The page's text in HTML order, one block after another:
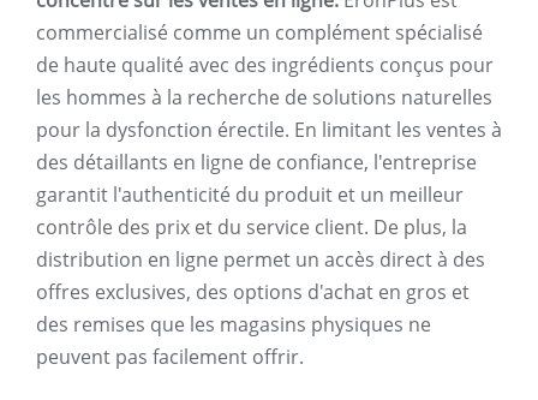
commercialisé comme un complément spécialisé
de haute qualité avec des ingrédients conçus pour
les hommes à la recherche de solutions naturelles
pour la dysfonction érectile. En limitant les ventes à
des détaillants en ligne de confiance, l'entreprise
garantit l'authenticité du produit et un meilleur
contrôle des prix et du service client. De plus, la
distribution en ligne permet un accès direct à des
offres exclusives, des options d'achat en gros et
des remises que les magasins physiques ne
peuvent pas facilement offrir.